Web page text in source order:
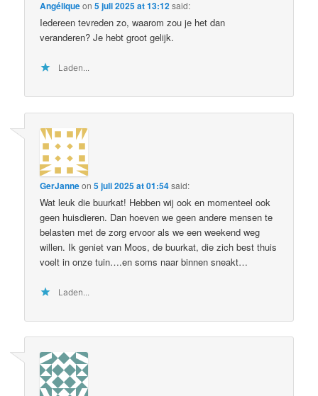
Angéliqueon5 juli 2025 at 13:12said:
Iedereen tevreden zo, waarom zou je het dan
veranderen? Je hebt groot gelijk.
Laden...
GerJanneon5 juli 2025 at 01:54said:
Wat leuk die buurkat! Hebben wij ook en momenteel ook
geen huisdieren. Dan hoeven we geen andere mensen te
belasten met de zorg ervoor als we een weekend weg
willen. Ik geniet van Moos, de buurkat, die zich best thuis
voelt in onze tuin….en soms naar binnen sneakt…
Laden...